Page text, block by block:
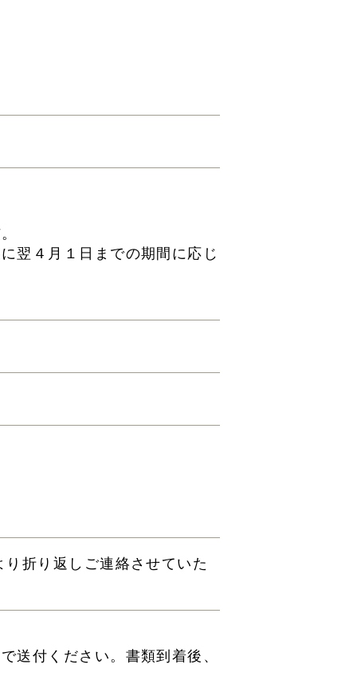
翌４月１日までの期間に応じ
り折り返しご連絡させていた
送付ください。書類到着後、